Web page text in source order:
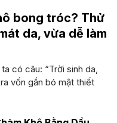
bong tróc? Thử
da, vừa dễ làm
có câu: “Trời sinh da,
vốn gắn bó mật thiết